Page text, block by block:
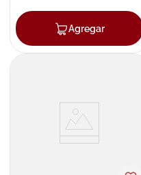
Agregar